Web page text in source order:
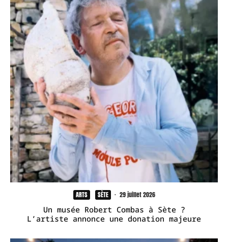
ARTS SÈTE · 29 juillet 2026
Un musée Robert Combas à Sète ?
L’artiste annonce une donation majeure